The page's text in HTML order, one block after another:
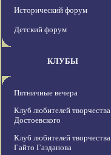
Исторический форум
Детский форум
КЛУБЫ
Пятничные вечера
Клуб любителей творчества
Достоевского
Клуб любителей творчества
Гайто Газданова